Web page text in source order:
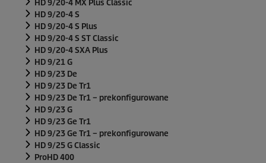
HD 9/20-4 MX Plus Classic
HD 9/20-4 S
HD 9/20-4 S Plus
HD 9/20-4 S ST Classic
HD 9/20-4 SXA Plus
HD 9/21 G
HD 9/23 De
HD 9/23 De Tr1
HD 9/23 De Tr1 – prekonfigurowane
HD 9/23 G
HD 9/23 Ge Tr1
HD 9/23 Ge Tr1 – prekonfigurowane
HD 9/25 G Classic
ProHD 400